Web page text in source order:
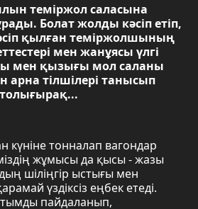
теміржол саласына
Болат жолды кәсіп етіп,
қылған теміржолшының
мен жанұясы үлгі
мен қызығы мол саланы
арна тілшілері танысып
күніне тонналап вагондар
жұмысы да қысы - жазы
шіліңгір ыстығы мен
үздіксіз еңбек етеді.
пайдаланып,